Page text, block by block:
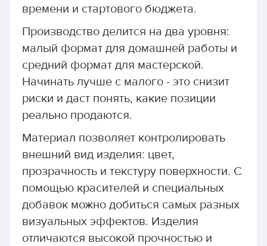
времени и стартового бюджета.
Производство делится на два уровня:
малый формат для домашней работы и
средний формат для мастерской.
Начинать лучше с малого - это снизит
риски и даст понять, какие позиции
реально продаются.
Материал позволяет контролировать
внешний вид изделия: цвет,
прозрачность и текстуру поверхности. С
помощью красителей и специальных
добавок можно добиться самых разных
визуальных эффектов. Изделия
отличаются высокой прочностью и